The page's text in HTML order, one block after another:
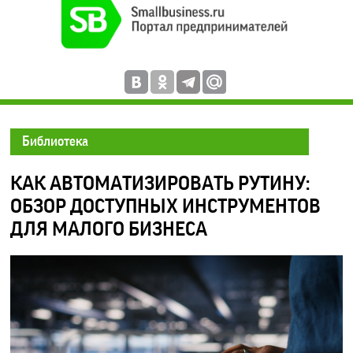
Библиотека
КАК АВТОМАТИЗИРОВАТЬ РУТИНУ:
ОБЗОР ДОСТУПНЫХ ИНСТРУМЕНТОВ
ДЛЯ МАЛОГО БИЗНЕСА